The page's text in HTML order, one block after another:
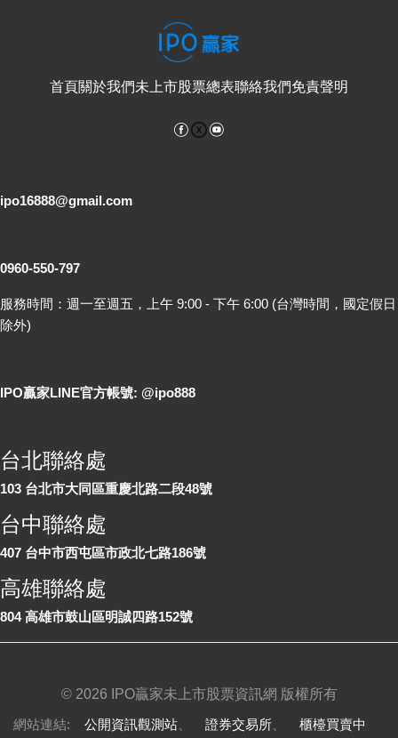
首頁關於我們未上市股票總表聯絡我們免責聲明
Facebook
ipo16888@gmail.com
0960-550-797
服務時間：週一至週五，上午 9:00 - 下午 6:00 (台灣時間，國定假日
除外)
IPO贏家LINE官方帳號: @ipo888
台北聯絡處
103 台北市大同區重慶北路二段48號
台中聯絡處
407 台中市西屯區市政北七路186號
高雄聯絡處
804 高雄市鼓山區明誠四路152號
© 2026 IPO贏家未上市股票資訊網 版權所有
網站連結: 公開資訊觀測站 證券交易所 櫃檯買賣中